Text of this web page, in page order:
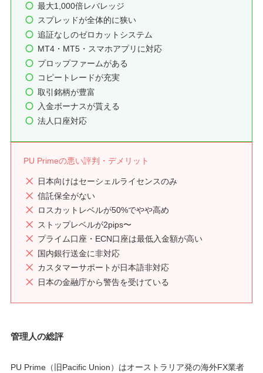
最大1,000倍レバレッジ
スプレッドが全体的に狭い
追証なしのゼロカットシステム
MT4・MT5・スマホアプリに対応
プロップファームがある
コピートレードが充実
取引銘柄が豊富
入金ボーナスが貰える
法人口座対応
PU Primeの悪い評判・デメリット
日本向けはセーシェルライセンスのみ
信託保全がない
ロスカットレベルが50%でやや高め
ストップレベルが2pips〜
プライム口座・ECN口座は最低入金額が高い
国内銀行送金に非対応
カスタマーサポートが日本語非対応
日本の金融庁から警告を受けている
管理人の総評
PU Prime（旧Pacific Union）はオーストラリア発の海外FX業者